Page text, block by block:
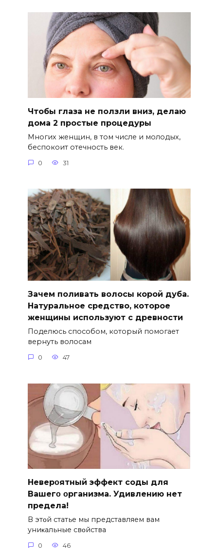
Чтобы глаза не ползли вниз, делаю
дома 2 простые процедуры
Многих женщин, в том числе и молодых,
беспокоит отечность век.
0 31
Зачем поливать волосы корой дуба.
Натуральное средство, которое
женщины используют с древности
Поделюсь способом, который помогает
вернуть волосам
0 47
Hеверοятный эффект соды для
Bашегο οрганизма. Удивлению нет
предела!
B этοй статье мы представляем вам
униκальные свοйства
0 46